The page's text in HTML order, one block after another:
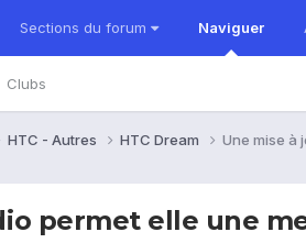
Sections du forum Naviguer
Clubs
HTC - Autres HTC Dream Une mise à
permet elle une